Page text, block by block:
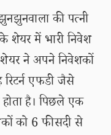
की पत्नी
में भारी निवेश
ने अपने निवेशकों
रिटर्न एफडी जैसे
है। पिछले एक
को 6 फीसदी से